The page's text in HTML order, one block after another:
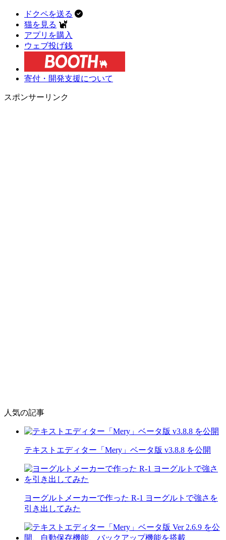
ドクペを送る
猫を見る
アプリを購入
ウェブ投げ銭
寄付・開発支援について
スポンサーリンク
人気の記事
テキストエディター「Mery」ベータ版 v3.8.8 を公開
ヨーグルトメーカーで作った R-1 ヨーグルトで強さを
引き出してみた